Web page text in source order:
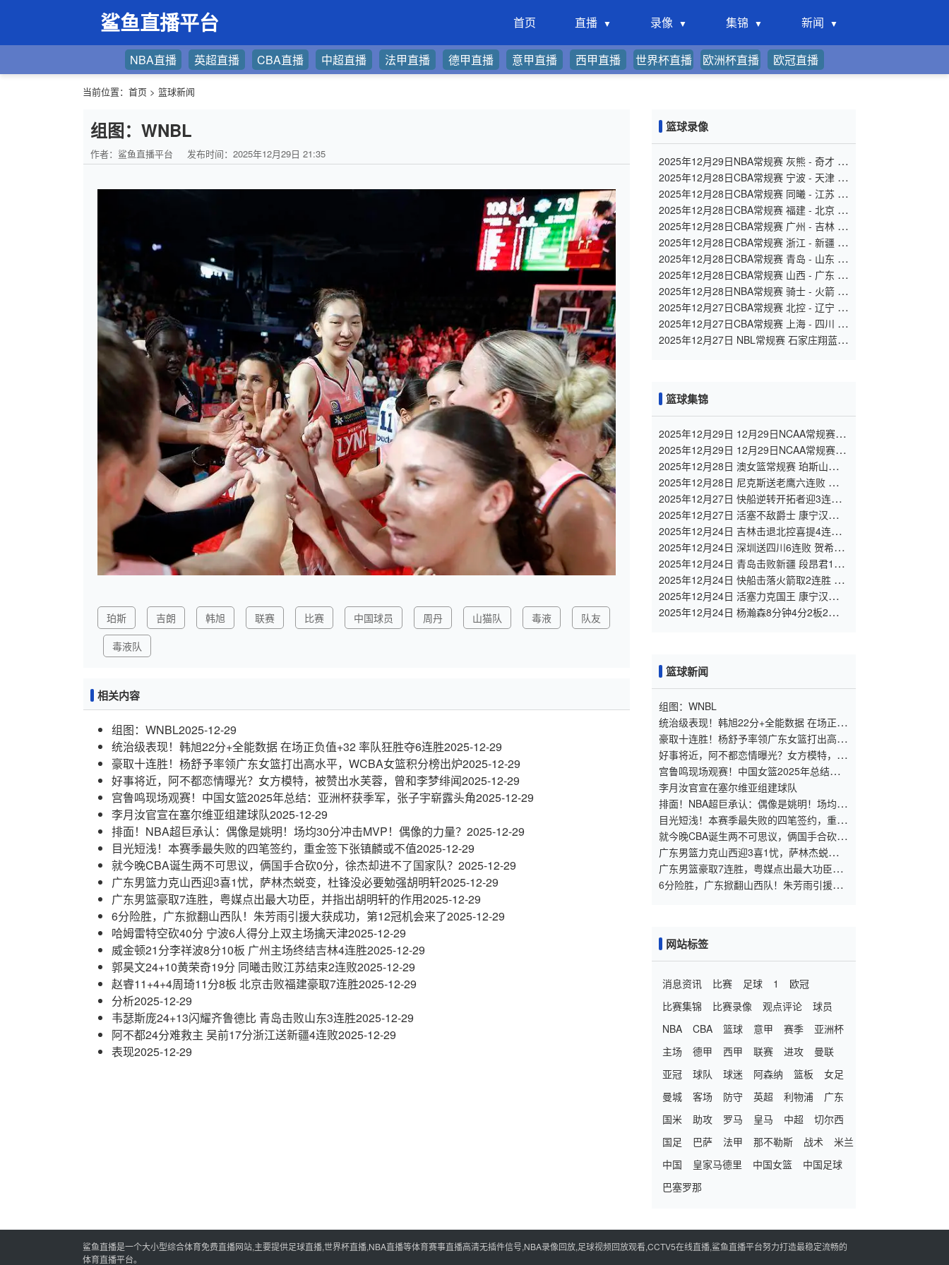
鲨鱼直播平台 首页 直播 录像 集锦 新闻
NBA直播 英超直播 CBA直播 中超直播 法甲直播 德甲直播 意甲直播 西甲直播 世界杯直播 欧洲杯直播 欧冠直播
当前位置： 首页 > 篮球新闻
组图：WNBL
作者：鲨鱼直播平台 发布时间：2025年12月29日 21:35
珀斯 吉朗 韩旭 联赛 比赛 中国球员 周丹 山猫队 毒液
队友
毒液队
相关内容
组图：WNBL2025-12-29
统治级表现！韩旭22分+全能数据 在场正负值+32 率队狂胜夺6连胜2025-12-29
豪取十连胜！杨舒予率领广东女篮打出高水平，WCBA女篮积分榜出炉2025-12-29
好事将近，阿不都恋情曝光？女方模特，被赞出水芙蓉，曾和李梦绯闻2025-12-29
宫鲁鸣现场观赛！中国女篮2025年总结：亚洲杯获季军，张子宇崭露头角2025-12-29
李月汝官宣在塞尔维亚组建球队2025-12-29
排面！NBA超巨承认：偶像是姚明！场均30分冲击MVP！偶像的力量？ 2025-12-29
目光短浅！本赛季最失败的四笔签约，重金签下张镇麟或不值2025-12-29
就今晚CBA诞生两不可思议，俩国手合砍0分，徐杰却进不了国家队？ 2025-12-29
广东男篮力克山西迎3喜1忧，萨林杰蜕变，杜锋没必要勉强胡明轩2025-12-29
广东男篮豪取7连胜，粤媒点出最大功臣，并指出胡明轩的作用2025-12-29
6分险胜，广东掀翻山西队！朱芳雨引援大获成功，第12冠机会来了2025-12-29
哈姆雷特空砍40分 宁波6人得分上双主场擒天津2025-12-29
威金顿21分李祥波8分10板 广州主场终结吉林4连胜2025-12-29
郭昊文24+10黄荣奇19分 同曦击败江苏结束2连败2025-12-29
赵睿11+4+4周琦11分8板 北京击败福建豪取7连胜2025-12-29
分析2025-12-29
韦瑟斯庞24+13闪耀齐鲁德比 青岛击败山东3连胜2025-12-29
阿不都24分难救主 吴前17分浙江送新疆4连败2025-12-29
表现2025-12-29
篮球录像
2025年12月29日NBA常规赛 灰熊 - 奇才 全
场录像
2025年12月28日CBA常规赛 宁波 - 天津 全
场录像
2025年12月28日CBA常规赛 同曦 - 江苏 全
场录像
2025年12月28日CBA常规赛 福建 - 北京 全
场录像
2025年12月28日CBA常规赛 广州 - 吉林 全
场录像
2025年12月28日CBA常规赛 浙江 - 新疆 全
场录像
2025年12月28日CBA常规赛 青岛 - 山东 全
场录像
2025年12月28日CBA常规赛 山西 - 广东 全
场录像
2025年12月28日NBA常规赛 骑士 - 火箭 全
场录像
2025年12月27日CBA常规赛 北控 - 辽宁 全
场录像
2025年12月27日CBA常规赛 上海 - 四川 全
场录像
2025年12月27日 NBL常规赛 石家庄翔蓝
篮球集锦
2025年12月29日 12月29日NCAA常规赛 内
布拉斯加奥马哈大学57-80俄勒冈大学 全场
2025年12月29日 12月29日NCAA常规赛 旧
金山大学67-59西雅图大学 全场集锦
2025年12月28日 澳女篮常规赛 珀斯山猫女
篮 106 - 78 吉朗毒液女篮 全场集锦
2025年12月28日 尼克斯送老鹰六连败 唐斯
36+16 布伦森34+5 奥孔武31+14
2025年12月27日 快船逆转开拓者迎3连胜
哈登34+6 大洛新高9记三分 杨瀚森DNP
2025年12月27日 活塞不敌爵士 康宁汉姆绝
杀三分不中 小乔治准绝杀&砍31+7+8
2025年12月24日 吉林击退北控喜提4连胜
栾利程22分 姜伟泽9+6+9 廖三宁14+9
2025年12月24日 深圳送四川6连败 贺希宁
21+9+11 李慕豪17分 景菡一24+6+5
2025年12月24日 青岛击败新疆 段昂君18
分 米奇23+15 阿不都14+10
2025年12月24日 快船击落火箭取2连胜 莱
昂纳德41+8+5 哈登29+6 杜兰特22+5
2025年12月24日 活塞力克国王 康宁汉姆
23+14 威少27+6 德罗赞37+8
2025年12月24日 杨瀚森8分钟4分2板2助1
篮球新闻
组图：WNBL
统治级表现！韩旭22分+全能数据 在场正负
值+32 率队狂胜夺6连胜
豪取十连胜！杨舒予率领广东女篮打出高水
平，WCBA女篮积分榜出炉
好事将近，阿不都恋情曝光？女方模特，被
赞出水芙蓉，曾和李梦绯闻
宫鲁鸣现场观赛！中国女篮2025年总结：
亚洲杯获季军，张子宇崭露头角
李月汝官宣在塞尔维亚组建球队
排面！NBA超巨承认：偶像是姚明！场均30
分冲击MVP！偶像的力量？
目光短浅！本赛季最失败的四笔签约，重金
签下张镇麟或不值
就今晚CBA诞生两不可思议，俩国手合砍0
分，徐杰却进不了国家队？
广东男篮力克山西迎3喜1忧，萨林杰蜕变，
杜锋没必要勉强胡明轩
广东男篮豪取7连胜，粤媒点出最大功臣，
并指出胡明轩的作用
6分险胜，广东掀翻山西队！朱芳雨引援大
网站标签
消息资讯 比赛 足球 1
欧冠
比赛集锦
比赛录像 观点评论
球员
NBA
CBA 篮球 意甲 赛季
亚洲杯
主场
德甲 西甲 联赛 进攻
曼联
亚冠
球队 球迷 阿森纳 篮板
女足
曼城
客场 防守 英超 利物浦
广东
国米
助攻 罗马 皇马 中超
切尔西
国足
巴萨 法甲 那不勒斯 战术
米兰
中国
皇家马德里 中国女篮
中国足球
巴塞罗那
鲨鱼直播是一个大小型综合体育免费直播网站,主要提供足球直播,世界杯直播,NBA直播等体育赛事直播高清无插件信号,NBA录像回放,足球视频回放观看,CCTV5在线直播,鲨鱼直播平台努力打造最稳定流畅的
体育直播平台。